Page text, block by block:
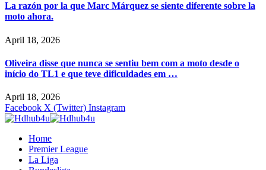
La razón por la que Marc Márquez se siente diferente sobre la
moto ahora.
April 18, 2026
Oliveira disse que nunca se sentiu bem com a moto desde o
início do TL1 e que teve dificuldades em …
April 18, 2026
Facebook X (Twitter) Instagram
Home
Premier League
La Liga